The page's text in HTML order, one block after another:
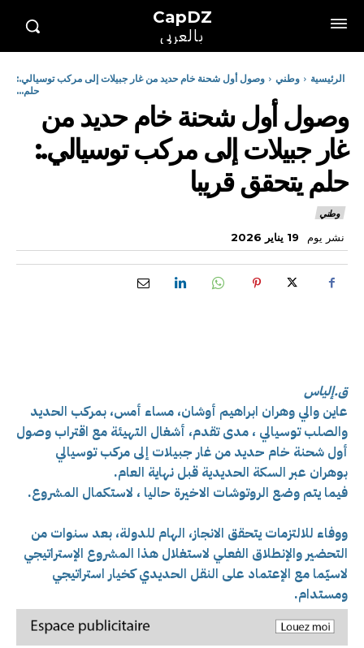
CapDZ
بالعربي
الرئيسية وطني
وصول أول شحنة خام حديد من غار جبيلات إلى مركب توسيالي.:
حلم...
وصول أول شحنة خام حديد من
غار جبيلات إلى مركب توسيالي.:
حلم يتحقق قريبا
وطني
نشر يوم 19 يناير 2026
ق.إلياس
عاين والي وهران ابراهيم أوشان، مساء أمس، بمركب الحديد
والصلب توسيالي ، مدى تقدم، أشغال التهيئة مع اقتراب وصول
أول شحنة خام حديد من غار جبيلات إلى مركب توسيالي
بوهران عبر السكة الحديدية قبل نهاية العام.
فيما يتم وضع الروتوشات الاخيرة حاليا ، لاستكمال المشروع.
ووفاء للالتزمات يتحقق الانجاز، الهام للدولة، بعد سنوات من
التحضير والإنطلاق الفعلي لاستغلال هذا المشروع الإستراتيجي
لاسيّما مع الإعتماد على النقل الحديدي كخيار استراتيجي
ومستدام.